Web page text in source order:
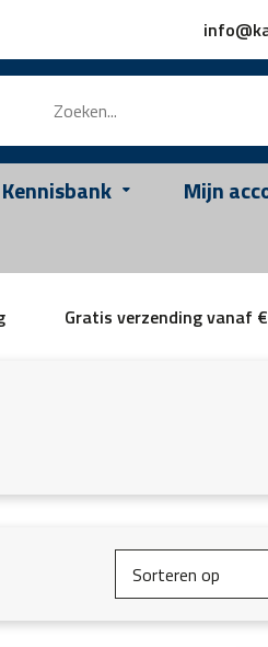
Kennisbank Mijn
Gratis verzending vanaf